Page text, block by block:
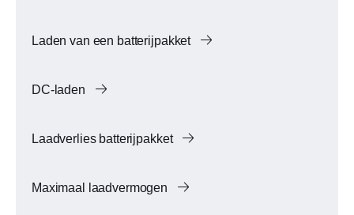
Laden van een batterijpakket
DC-laden
Laadverlies batterijpakket
Maximaal laadvermogen